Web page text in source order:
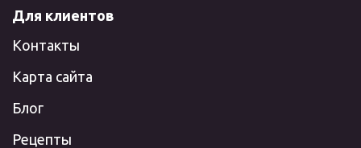
Для клиентов
Контакты
Карта сайта
Блог
Рецепты